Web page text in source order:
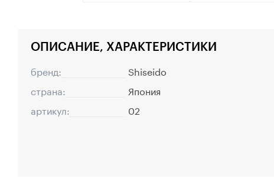
ОПИСАНИЕ, ХАРАКТЕРИСТИКИ
бренд:
Shiseido
страна:
Япония
артикул:
02